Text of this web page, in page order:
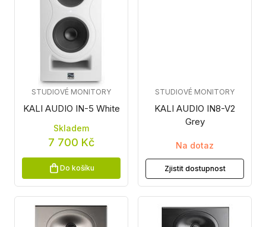
KALI AUDIO IN-5 White
STUDIOVÉ MONITORY
Skladem
7 700 Kč
Do košíku
KALI AUDIO IN8-V2
Grey
STUDIOVÉ MONITORY
Na dotaz
Zjistit dostupnost